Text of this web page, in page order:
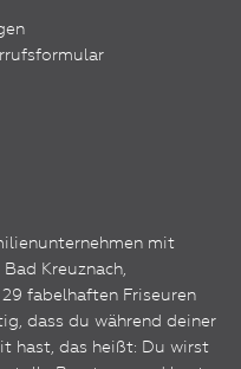
mit
Kreuznach,
fabelhaften Friseuren
dass du während deiner
hast, das heißt: Du wirst